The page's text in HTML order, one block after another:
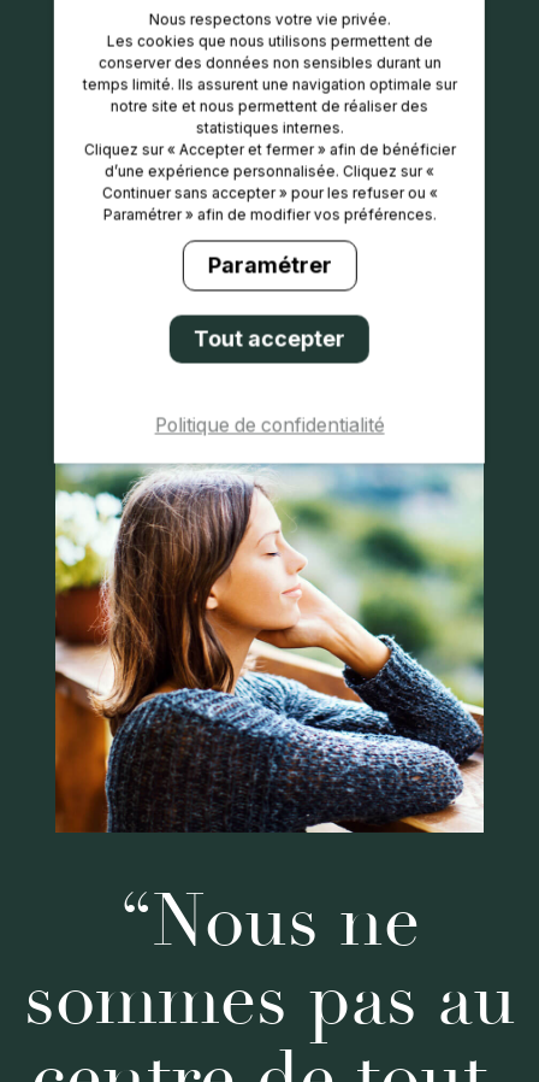
Humain
“Nous ne
sommes pas au
Nous respectons votre vie privée.​
Les cookies que nous utilisons permettent de
conserver des données non sensibles durant un
temps limité.​ Ils assurent une navigation optimale sur
notre site et nous permettent de réaliser des
statistiques internes.​
Cliquez sur « Accepter et fermer » afin de bénéficier
d’une expérience personnalisée. Cliquez sur «
Continuer sans accepter » pour les refuser ou «
Paramétrer » afin de modifier vos préférences.​
Paramétrer
Tout accepter
Politique de confidentialité